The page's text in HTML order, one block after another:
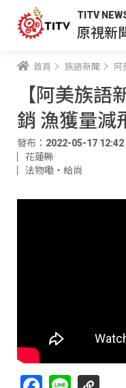
TITV
原視新
首頁 族語新聞 阿
【阿美族
銷 漁獲量減
發布：2022-05-17 12:42
花蓮縣
法物嘞‧給尚
Facebook
Line